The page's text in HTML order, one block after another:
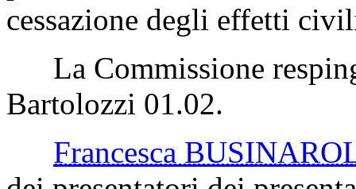
anticipare alla fase
per il presidente, di
collegio affinché
pronunciare solo in merito
cessazione degli effetti